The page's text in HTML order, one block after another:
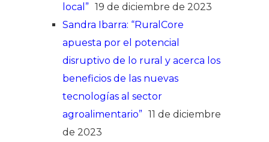
local” 19 de diciembre de 2023
Sandra Ibarra: “RuralCore
apuesta por el potencial
disruptivo de lo rural y acerca los
beneficios de las nuevas
tecnologías al sector
agroalimentario” 11 de diciembre
de 2023